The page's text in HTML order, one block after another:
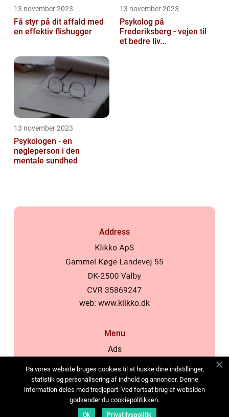
13 november 2023
Få styr på dit affald med
en effektiv flishugger
13 november 2023
Psykolog på
Frederiksberg - vejen til
et bedre liv...
13 november 2023
Psykologen - en
nøgleperson i den
mentale sundhed
Address
web: www.klikko.dk
Menu
Ads
Cookies
Contact
Sitemap
På vores website bruges cookies til at huske dine indstillinger,
statistik og personalisering af indhold og annoncer. Denne
information deles med tredjepart. Ved fortsat brug af websiden
godkender du cookiepolitikken.
Ok Privatlivspolitik